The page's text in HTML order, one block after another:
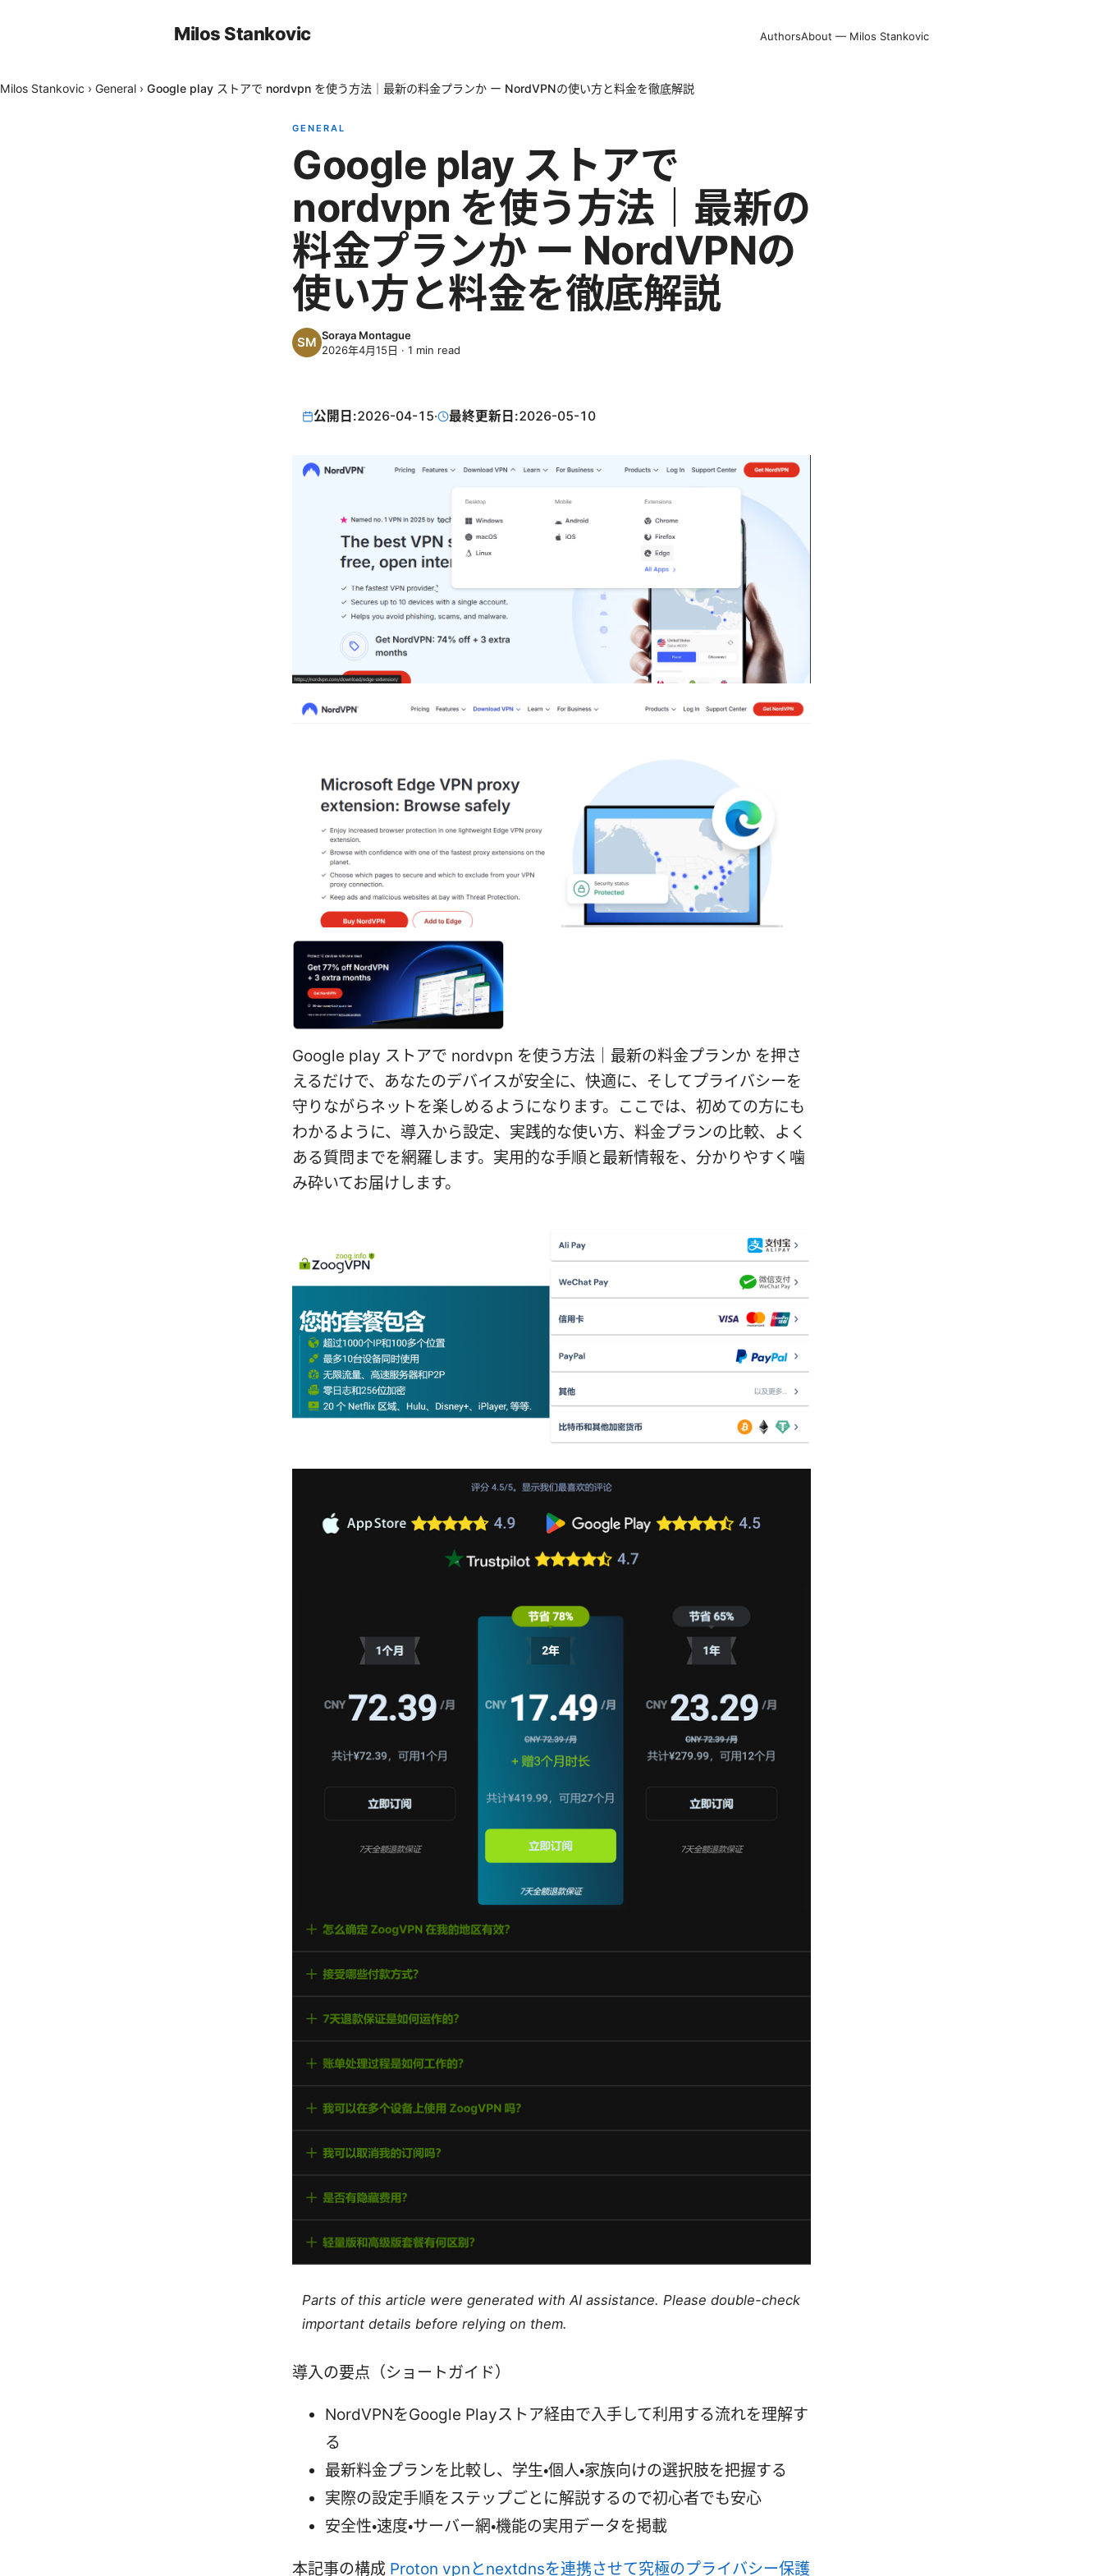
Milos Stankovic AuthorsAbout — Milos Stankovic
Milos Stankovic › General › Google play ストアで nordvpn を使う方法｜最新の料金プランか ー NordVPNの使い方と料金を徹底解説
GENERAL
Google play ストアで
nordvpn を使う方法｜最新の
料金プランか ー NordVPNの
使い方と料金を徹底解説
Soraya Montague
2026年4月15日 · 1 min read
公開日:2026-04-15· 最終更新日:2026-05-10
Google play ストアで nordvpn を使う方法｜最新の料金プランか を押さ
えるだけで、あなたのデバイスが安全に、快適に、そしてプライバシーを
守りながらネットを楽しめるようになります。ここでは、初めての方にも
わかるように、導入から設定、実践的な使い方、料金プランの比較、よく
ある質問までを網羅します。実用的な手順と最新情報を、分かりやすく噛
み砕いてお届けします。
Parts of this article were generated with AI assistance. Please double-check
important details before relying on them.
導入の要点（ショートガイド）
NordVPNをGoogle Playストア経由で入手して利用する流れを理解す
る
最新料金プランを比較し、学生・個人・家族向けの選択肢を把握する
実際の設定手順をステップごとに解説するので初心者でも安心
安全性・速度・サーバー網・機能の実用データを掲載
本記事の構成 Proton vpnとnextdnsを連携させて究極のプライバシー保護